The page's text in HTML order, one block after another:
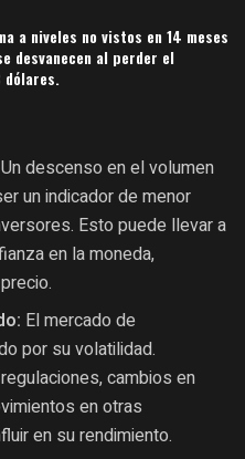
a niveles no vistos en 14 meses
desvanecen al perder el
Un descenso en el volumen
un indicador de menor
Esto puede llevar a
en la moneda,
El mercado de
por su volatilidad.
cambios en
en otras
en su rendimiento.